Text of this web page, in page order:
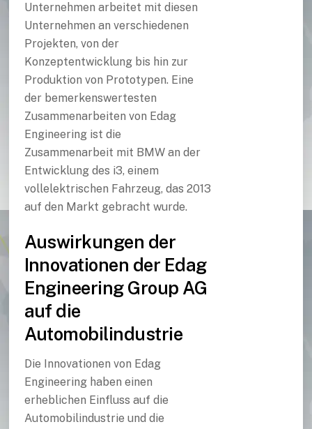
Unternehmen arbeitet mit diesen
Unternehmen an verschiedenen
Projekten, von der
Konzeptentwicklung bis hin zur
Produktion von Prototypen. Eine
der bemerkenswertesten
Zusammenarbeiten von Edag
Engineering ist die
Zusammenarbeit mit BMW an der
Entwicklung des i3, einem
vollelektrischen Fahrzeug, das 2013
auf den Markt gebracht wurde.
Auswirkungen der
Innovationen der Edag
Engineering Group AG
auf die
Automobilindustrie
Die Innovationen von Edag
Engineering haben einen
erheblichen Einfluss auf die
Automobilindustrie und die